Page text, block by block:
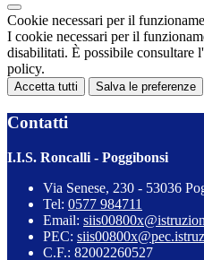
Cookie necessari per il
I cookie necessari per il
disabilitati. È possibile consultare
policy.
Accetta tutti Salva le preferenze
Contatti
I.I.S. Roncalli - Poggibonsi
Via Senese, 230 - 53036
Tel: 0577 984711
Email:
PEC:
C.F.: 82002260527